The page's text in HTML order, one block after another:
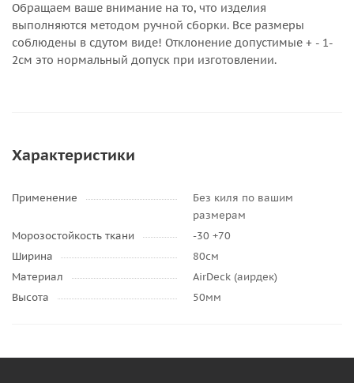
Обращаем ваше внимание на то, что изделия
выполняются методом ручной сборки. Все размеры
соблюдены в сдутом виде! Отклонение допустимые + - 1-
2см это нормальный допуск при изготовлении.
Характеристики
Применение
Без киля по вашим
размерам
Морозостойкость ткани
-30 +70
Ширина
80см
Материал
AirDeck (аирдек)
Высота
50мм